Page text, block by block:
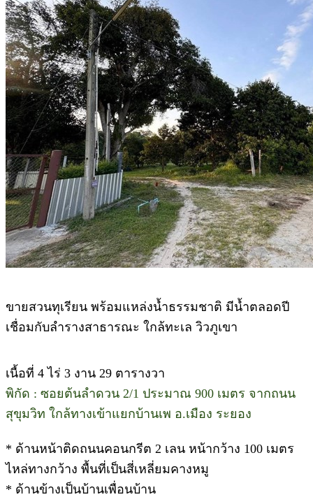
ขายสวนทุเรียน พร้อมแหล่งน้ำธรรมชาติ มีน้ำตลอดปี
เชื่อมกับลำรางสาธารณะ ใกล้ทะเล วิวภูเขา
เนื้อที่ 4 ไร่ 3 งาน 29 ตารางวา
พิกัด : ซอยต้นลำดวน 2/1 ประมาณ 900 เมตร จากถนน
สุขุมวิท ใกล้ทางเข้าแยกบ้านเพ อ.เมือง ระยอง
* ด้านหน้าติดถนนคอนกรีต 2 เลน หน้ากว้าง 100 เมตร
ไหล่ทางกว้าง พื้นที่เป็นสี่เหลี่ยมคางหมู
* ด้านข้างเป็นบ้านเพื่อนบ้าน